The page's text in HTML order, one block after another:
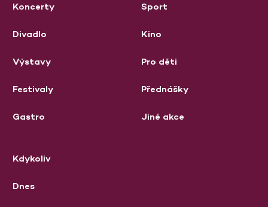
Koncerty
Divadlo
Výstavy
Festivaly
Gastro
Sport
Kino
Pro děti
Přednášky
Jiné akce
Kdykoliv
Dnes